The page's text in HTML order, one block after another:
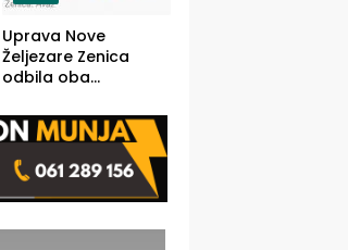
Uprava Nove
Željezare Zenica
odbila oba
FBiH: Ustrajni da je
stečaj jedino rješenje